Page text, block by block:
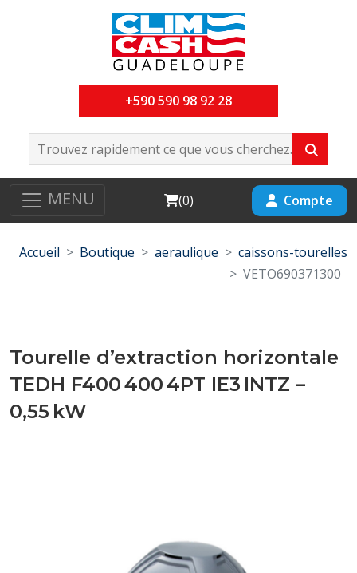
+590 590 98 92 28
MENU Cart
(0) Compte
Accueil Boutique aeraulique
caissons-tourelles
VETO690371300
Tourelle d’extraction horizontale
TEDH F400 400 4PT IE3 INTZ –
0,55 kW